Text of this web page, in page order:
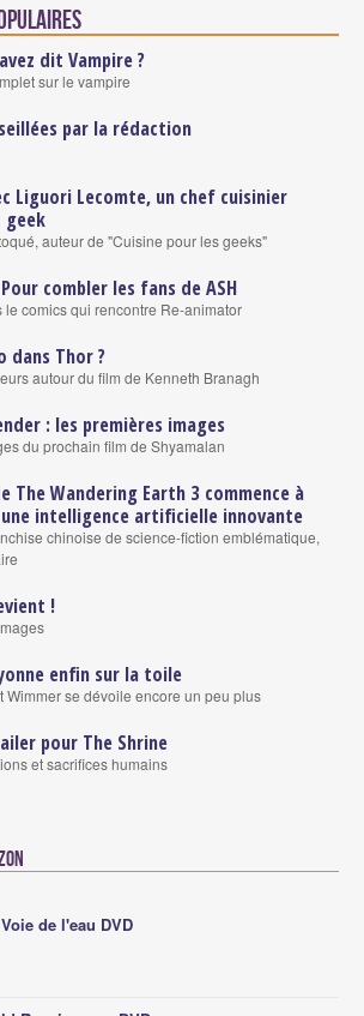
dit Vampire ?
sur le vampire
par la rédaction
Liguori Lecomte, un chef cuisinier
auteur de "Cuisine pour les geeks"
combler les fans de ASH
le comics qui rencontre Re-animator
dans Thor ?
autour du film de Kenneth Branagh
: les premières images
du prochain film de Shyamalan
The Wandering Earth 3 commence à
une intelligence artificielle innovante
chinoise de science-fiction emblématique,
!
enfin sur la toile
Wimmer se dévoile encore un peu plus
pour The Shrine
et sacrifices humains
de l'eau DVD